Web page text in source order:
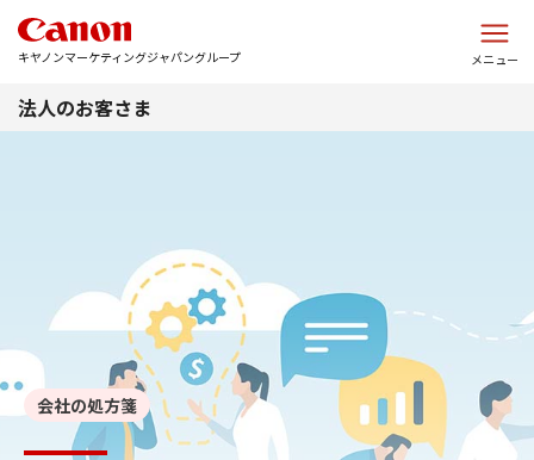
キヤノンマーケティングジャパングループ メニュー
法人のお客さま
会社の処方箋